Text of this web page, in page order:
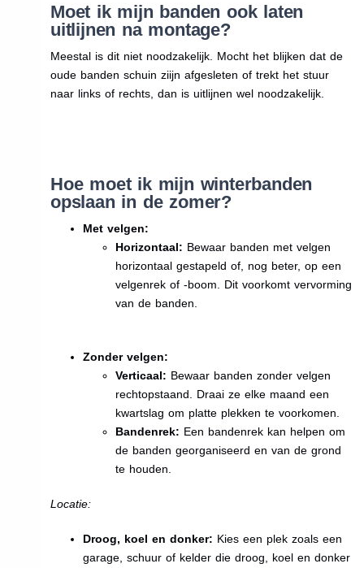
Moet ik mijn banden ook laten
uitlijnen na montage?
Meestal is dit niet noodzakelijk. Mocht het blijken dat de
oude banden schuin ziijn afgesleten of trekt het stuur
naar links of rechts, dan is uitlijnen wel noodzakelijk.
Hoe moet ik mijn winterbanden
opslaan in de zomer?
Met velgen:
Horizontaal: Bewaar banden met velgen
horizontaal gestapeld of, nog beter, op een
velgenrek of -boom. Dit voorkomt vervorming
van de banden.
Zonder velgen:
Verticaal: Bewaar banden zonder velgen
rechtopstaand. Draai ze elke maand een
kwartslag om platte plekken te voorkomen.
Bandenrek: Een bandenrek kan helpen om
de banden georganiseerd en van de grond
te houden.
Locatie:
Droog, koel en donker: Kies een plek zoals een
garage, schuur of kelder die droog, koel en donker